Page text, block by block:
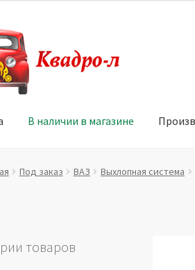
В наличии в магазине
Витрина Мой аккаунт Политика в
Под заказ ВАЗ Выхлопная система
товаров